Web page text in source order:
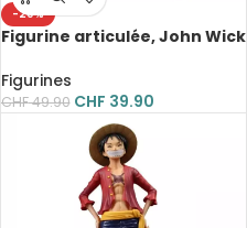
-20%
Figurine articulée, John Wick
cm
Figurines
CHF49.90 CHF 39.90